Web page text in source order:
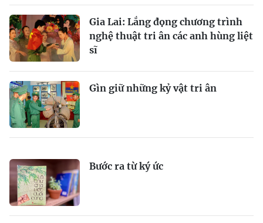
Gia Lai: Lắng đọng chương trình
nghệ thuật tri ân các anh hùng liệt
sĩ
Gìn giữ những kỷ vật tri ân
Bước ra từ ký ức